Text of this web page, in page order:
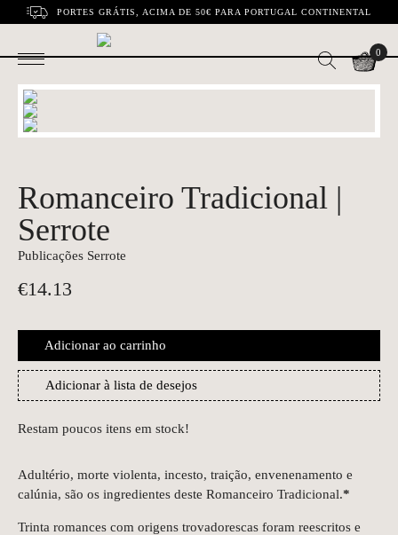
PORTES GRÁTIS, ACIMA DE 50€ PARA PORTUGAL CONTINENTAL
0
Romanceiro Tradicional |
Serrote
Publicações Serrote
€14.13
Adicionar ao carrinho
Adicionar à lista de desejos
Restam poucos itens em stock!
Adultério, morte violenta, incesto, traição, envenenamento e
calúnia, são os ingredientes deste Romanceiro Tradicional.*
Trinta romances com origens trovadorescas foram reescritos e